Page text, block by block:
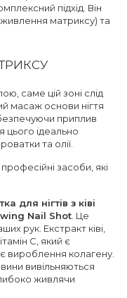
підхід. Він
матриксу) та
саме цій зоні слід
масаж основи нігтя
приплив
ідеально
та олії.
засоби, які
для нігтів з ківі
Nail Shot . Це
рук. Екстракт ківі,
С, який є
вироблення колагену.
вивільняються
живлячи